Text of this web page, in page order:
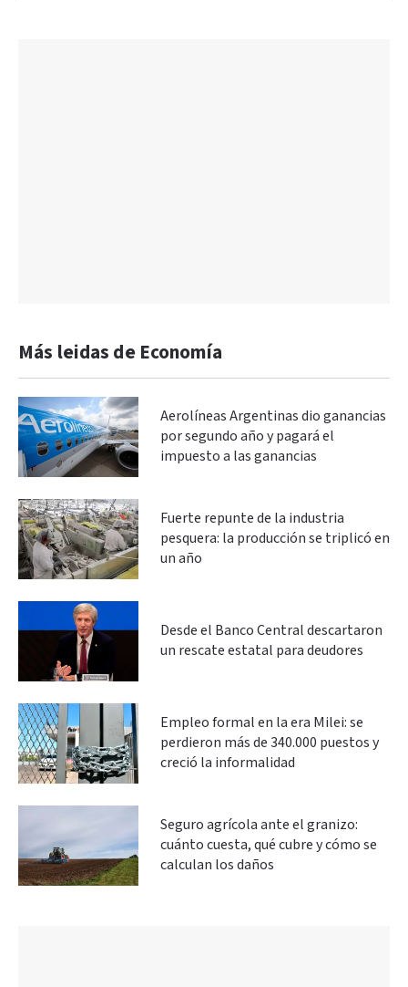
Más leidas de Economía
Aerolíneas Argentinas dio ganancias
por segundo año y pagará el
impuesto a las ganancias
Fuerte repunte de la industria
pesquera: la producción se triplicó en
un año
Desde el Banco Central descartaron
un rescate estatal para deudores
Empleo formal en la era Milei: se
perdieron más de 340.000 puestos y
creció la informalidad
Seguro agrícola ante el granizo:
cuánto cuesta, qué cubre y cómo se
calculan los daños